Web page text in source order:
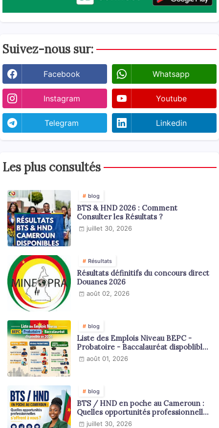
Suivez-nous sur:
Facebook Whatsapp
Instagram Youtube
Telegram Linkedin
Les plus consultés
blog
BTS & HND 2026 : Comment
Consulter les Résultats ?
juillet 30, 2026
Résultats
Résultats définitifs du concours direct
Douanes 2026
août 02, 2026
blog
Liste des Emplois Niveau BEPC -
Probatoire - Baccalauréat dispoblible
en 2026
août 01, 2026
blog
BTS / HND en poche au Cameroun :
Quelles opportunités professionnelles
s'offrent à vous ?
juillet 30, 2026